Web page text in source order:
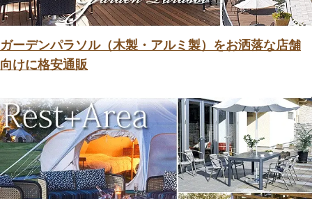
ガーデンパラソル（木製・アルミ製）をお洒落な店舗
向けに格安通販